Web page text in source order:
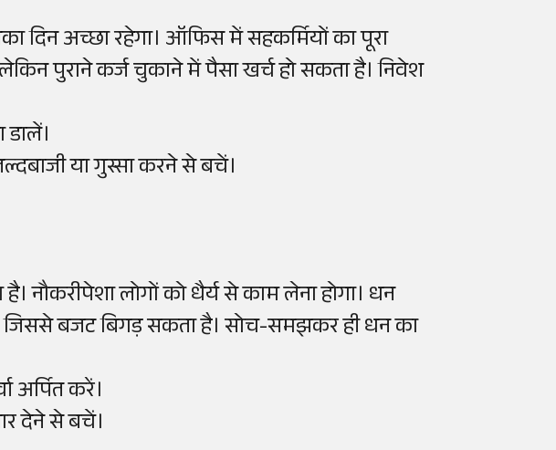
दिन अच्छा रहेगा। ऑफिस में सहकर्मियों का पूरा
पुराने कर्ज चुकाने में पैसा खर्च हो सकता है। निवेश
डालें।
या गुस्सा करने से बचें।
लोगों को धैर्य से काम लेना होगा। धन
जिससे बजट बिगड़ सकता है। सोच-समझकर ही धन का
अर्पित करें।
देने से बचें।